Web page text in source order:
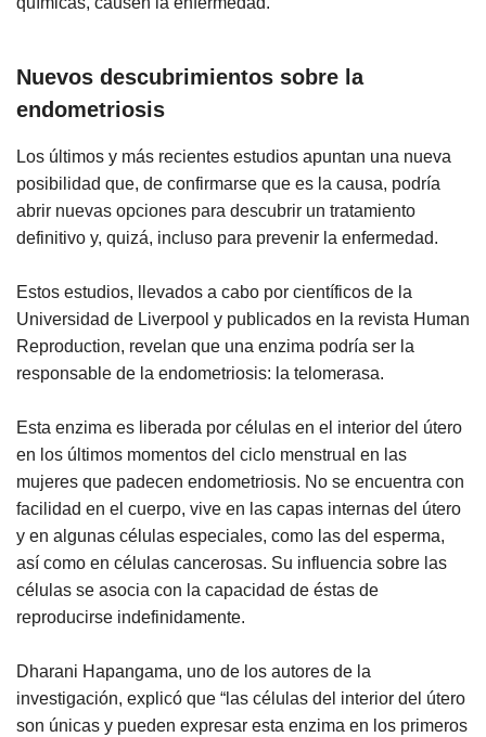
Nuevos descubrimientos sobre la
endometriosis
Los últimos y más recientes estudios apuntan una nueva
posibilidad que, de confirmarse que es la causa, podría
abrir nuevas opciones para descubrir un tratamiento
definitivo y, quizá, incluso para prevenir la enfermedad.
Estos estudios, llevados a cabo por científicos de la
Universidad de Liverpool y publicados en la revista Human
Reproduction, revelan que una enzima podría ser la
responsable de la endometriosis: la telomerasa.
Esta enzima es liberada por células en el interior del útero
en los últimos momentos del ciclo menstrual en las
mujeres que padecen endometriosis. No se encuentra con
facilidad en el cuerpo, vive en las capas internas del útero
y en algunas células especiales, como las del esperma,
así como en células cancerosas. Su influencia sobre las
células se asocia con la capacidad de éstas de
reproducirse indefinidamente.
Dharani Hapangama, uno de los autores de la
investigación, explicó que “las células del interior del útero
son únicas y pueden expresar esta enzima en los primeros